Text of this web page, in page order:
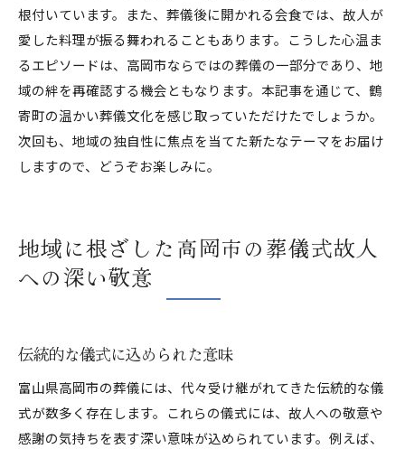
根付いています。また、葬儀後に開かれる会食では、故人が
愛した料理が振る舞われることもあります。こうした心温ま
るエピソードは、高岡市ならではの葬儀の一部分であり、地
域の絆を再確認する機会ともなります。本記事を通じて、鶴
寄町の温かい葬儀文化を感じ取っていただけたでしょうか。
次回も、地域の独自性に焦点を当てた新たなテーマをお届け
しますので、どうぞお楽しみに。
地域に根ざした高岡市の葬儀式故人
への深い敬意
伝統的な儀式に込められた意味
富山県高岡市の葬儀には、代々受け継がれてきた伝統的な儀
式が数多く存在します。これらの儀式には、故人への敬意や
感謝の気持ちを表す深い意味が込められています。例えば、